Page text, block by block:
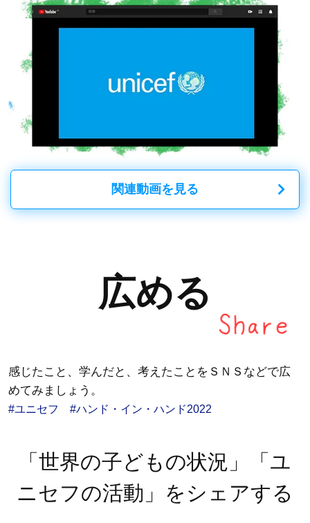
関連動画を見る
広める
感じたこと、学んだと、考えたことをＳＮＳなどで広
めてみましょう。
#ユニセフ #ハンド・イン・ハンド2022
「世界の子どもの状況」「ユ
ニセフの活動」をシェアする